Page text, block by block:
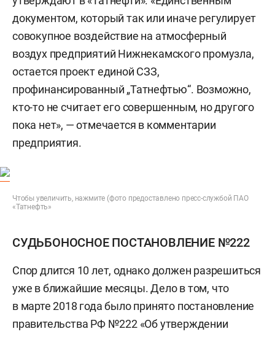
документом, который так или иначе регулирует
совокупное воздействие на атмосферный
воздух предприятий Нижнекамского промузла,
остается проект единой СЗЗ,
профинансированный „Татнефтью“. Возможно,
кто-то не считает его совершенным, но другого
пока нет», — отмечается в комментарии
предприятия.
Чтобы увеличить, нажмите (фото предоставлено пресс-службой ПАО
«Татнефть»
СУДЬБОНОСНОЕ ПОСТАНОВЛЕНИЕ №222
Спор длится 10 лет, однако должен разрешиться
уже в ближайшие месяцы. Дело в том, что
в марте 2018 года было принято постановление
правительства РФ №222 «Об утверждении